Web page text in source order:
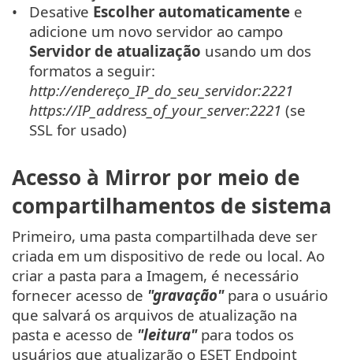
Desative Escolher automaticamente e
adicione um novo servidor ao campo
Servidor de atualização usando um dos
formatos a seguir:
http://endereço_IP_do_seu_servidor:2221
https://IP_address_of_your_server:2221(se
SSL for usado)
Acesso à Mirror por meio de
compartilhamentos de sistema
Primeiro, uma pasta compartilhada deve ser
criada em um dispositivo de rede ou local. Ao
criar a pasta para a Imagem, é necessário
fornecer acesso de "gravação"para o usuário
que salvará os arquivos de atualização na
pasta e acesso de "leitura"para todos os
usuários que atualizarão o ESET Endpoint